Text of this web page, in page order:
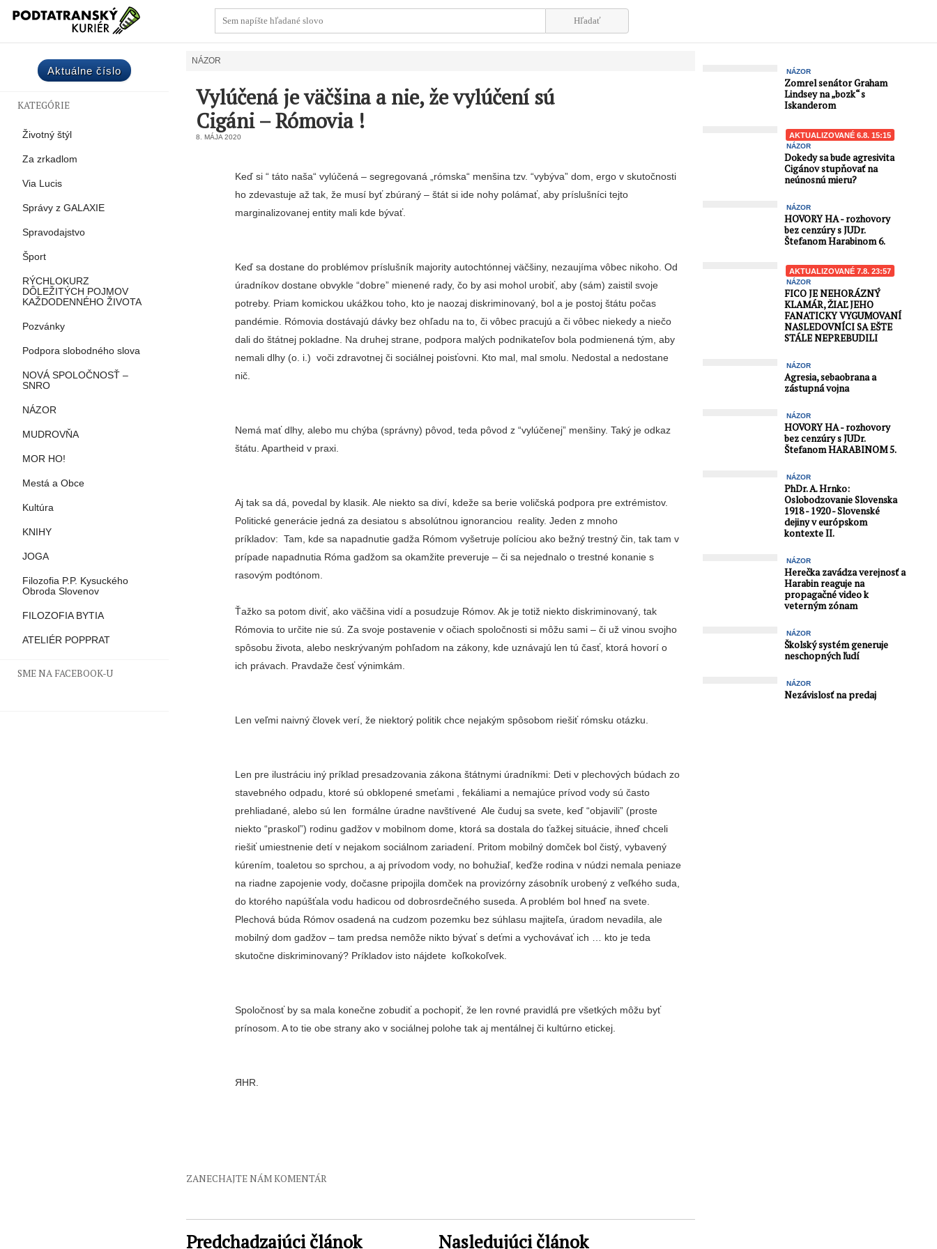
Aktuálne číslo
KATEGÓRIE
Životný štýl
Za zrkadlom
Via Lucis
Správy z GALAXIE
Spravodajstvo
Šport
RÝCHLOKURZ
DÔLEŽITÝCH POJMOV
KAŽDODENNÉHO ŽIVOTA
Pozvánky
Podpora slobodného slova
NOVÁ SPOLOČNOSŤ –
SNRO
NÁZOR
MUDROVŇA
MOR HO!
Mestá a Obce
Kultúra
KNIHY
JOGA
Filozofia P.P. Kysuckého
Obroda Slovenov
FILOZOFIA BYTIA
ATELIÉR POPPRAT
SME NA FACEBOOK-U
NÁZOR
Vylúčená je väčšina a nie, že vylúčení sú
Cigáni – Rómovia !
8. MÁJA 2020
Keď si “ táto naša“ vylúčená – segregovaná „rómska“ menšina tzv. “vybýva” dom, ergo v skutočnosti
ho zdevastuje až tak, že musí byť zbúraný – štát si ide nohy polámať, aby príslušníci tejto
marginalizovanej entity mali kde bývať.
Keď sa dostane do problémov príslušník majority autochtónnej väčšiny, nezaujíma vôbec nikoho. Od
úradníkov dostane obvykle “dobre” mienené rady, čo by asi mohol urobiť, aby (sám) zaistil svoje
potreby. Priam komickou ukážkou toho, kto je naozaj diskriminovaný, bol a je postoj štátu počas
pandémie. Rómovia dostávajú dávky bez ohľadu na to, či vôbec pracujú a či vôbec niekedy a niečo
dali do štátnej pokladne. Na druhej strane, podpora malých podnikateľov bola podmienená tým, aby
nemali dlhy (o. i.) voči zdravotnej či sociálnej poisťovni. Kto mal, mal smolu. Nedostal a nedostane
nič.
Nemá mať dlhy, alebo mu chýba (správny) pôvod, teda pôvod z “vylúčenej” menšiny. Taký je odkaz
štátu. Apartheid v praxi.
Aj tak sa dá, povedal by klasik. Ale niekto sa diví, kdeže sa berie voličská podpora pre extrémistov.
Politické generácie jedná za desiatou s absolútnou ignoranciou reality. Jeden z mnoho
príkladov: Tam, kde sa napadnutie gadža Rómom vyšetruje políciou ako bežný trestný čin, tak tam v
prípade napadnutia Róma gadžom sa okamžite preveruje – či sa nejednalo o trestné konanie s
rasovým podtónom.
Ťažko sa potom diviť, ako väčšina vidí a posudzuje Rómov. Ak je totiž niekto diskriminovaný, tak
Rómovia to určite nie sú. Za svoje postavenie v očiach spoločnosti si môžu sami – či už vinou svojho
spôsobu života, alebo neskrývaným pohľadom na zákony, kde uznávajú len tú časť, ktorá hovorí o
ich právach. Pravdaže česť výnimkám.
Len veľmi naivný človek verí, že niektorý politik chce nejakým spôsobom riešiť rómsku otázku.
Len pre ilustráciu iný príklad presadzovania zákona štátnymi úradníkmi: Deti v plechových búdach zo
stavebného odpadu, ktoré sú obklopené smeťami , fekáliami a nemajúce prívod vody sú často
prehliadané, alebo sú len formálne úradne navštívené Ale čuduj sa svete, keď “objavili” (proste
niekto “praskol”) rodinu gadžov v mobilnom dome, ktorá sa dostala do ťažkej situácie, ihneď chceli
riešiť umiestnenie detí v nejakom sociálnom zariadení. Pritom mobilný domček bol čistý, vybavený
kúrením, toaletou so sprchou, a aj prívodom vody, no bohužiaľ, keďže rodina v núdzi nemala peniaze
na riadne zapojenie vody, dočasne pripojila domček na provizórny zásobník urobený z veľkého suda,
do ktorého napúšťala vodu hadicou od dobrosrdečného suseda. A problém bol hneď na svete.
Plechová búda Rómov osadená na cudzom pozemku bez súhlasu majiteľa, úradom nevadila, ale
mobilný dom gadžov – tam predsa nemôže nikto bývať s deťmi a vychovávať ich … kto je teda
skutočne diskriminovaný? Príkladov isto nájdete koľkokoľvek.
Spoločnosť by sa mala konečne zobudiť a pochopiť, že len rovné pravidlá pre všetkých môžu byť
prínosom. A to tie obe strany ako v sociálnej polohe tak aj mentálnej či kultúrno etickej.
ЯHR.
ZANECHAJTE NÁM KOMENTÁR
Predchadzajúci článok Nasledujúci článok
NÁZOR
Zomrel senátor Graham
Lindsey na „bozk“ s
Iskanderom
AKTUALIZOVANÉ 6.8. 15:15
NÁZOR
Dokedy sa bude agresivita
Cigánov stupňovať na
neúnosnú mieru?
NÁZOR
HOVORY HA - rozhovory
bez cenzúry s JUDr.
Štefanom Harabinom 6.
AKTUALIZOVANÉ 7.8. 23:57
NÁZOR
FICO JE NEHORÁZNÝ
KLAMÁR, ŽIAĽ JEHO
FANATICKY VYGUMOVANÍ
NASLEDOVNÍCI SA EŠTE
STÁLE NEPREBUDILI
NÁZOR
Agresia, sebaobrana a
zástupná vojna
NÁZOR
HOVORY HA - rozhovory
bez cenzúry s JUDr.
Štefanom HARABINOM 5.
NÁZOR
PhDr. A. Hrnko:
Oslobodzovanie Slovenska
1918 - 1920 - Slovenské
dejiny v európskom
kontexte II.
NÁZOR
Herečka zavádza verejnosť a
Harabin reaguje na
propagačné video k
veterným zónam
NÁZOR
Školský systém generuje
neschopných ľudí
NÁZOR
Nezávislosť na predaj